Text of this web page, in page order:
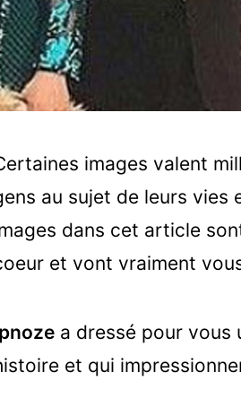
images valent
au sujet de leurs vies
dans cet article
et vont vraiment
a dressé pour vous
et qui